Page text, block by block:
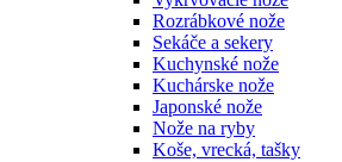
Rozrábkové nože
Sekáče a sekery
Kuchynské nože
Kuchárske nože
Japonské nože
Nože na ryby
Koše, vrecká, tašky